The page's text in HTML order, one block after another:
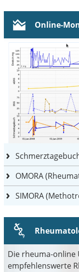
Online-
OMORA
SIMORA
Die rheuma-online
empfehlenswerte